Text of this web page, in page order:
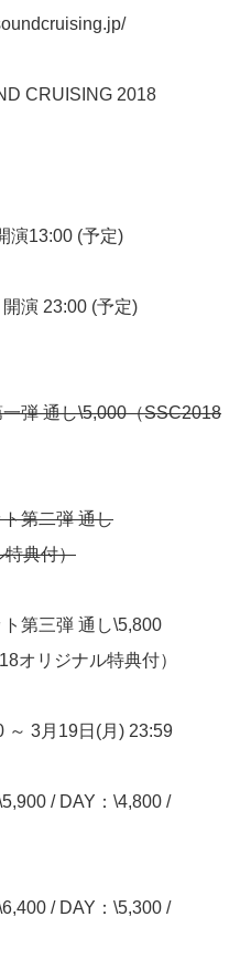
CRUISING 2018
13:00 (予定)
演 23:00 (予定)
弾 通し\5,000（SSC2018
第二弾 通し
特典付）
第三弾 通し\5,800
オリジナル特典付）
～ 3月19日(月) 23:59
/ DAY：\4,800 /
/ DAY：\5,300 /